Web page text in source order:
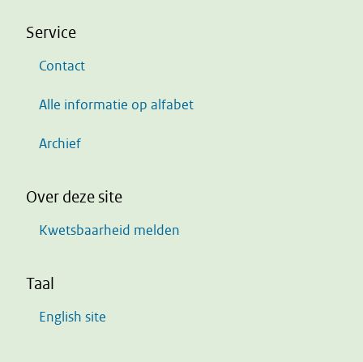
Service
Contact
Alle informatie op alfabet
Archief
Over deze site
Kwetsbaarheid melden
Taal
English site